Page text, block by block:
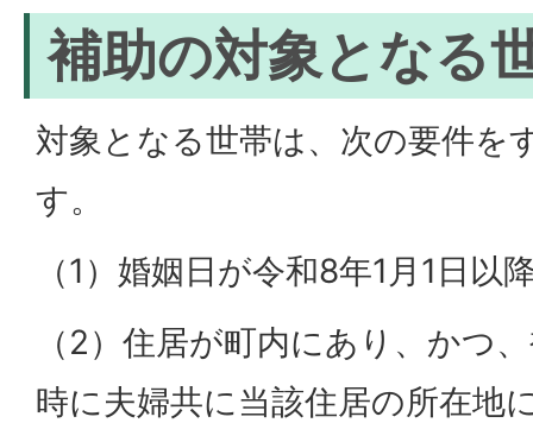
補助の対象となる
対象となる世帯は、次の要件を
す。
（1）婚姻日が令和8年1月1日以
（2）住居が町内にあり、かつ
時に夫婦共に当該住居の所在地